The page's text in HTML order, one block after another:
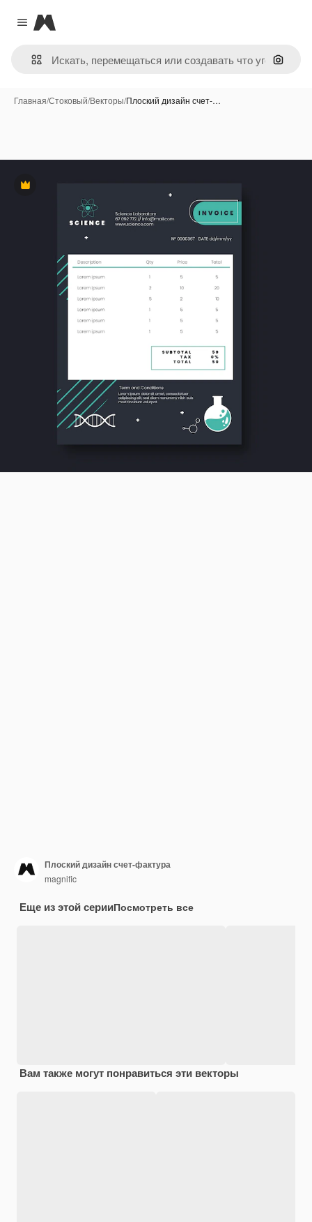
Close menu
Magnific
Поиск
Главная/Стоковый/Векторы/Плоский дизайн счет-…
Премиум
Плоский дизайн счет-фактура
magnific
Еще из этой серииПосмотреть все
Вам также могут понравиться эти векторы